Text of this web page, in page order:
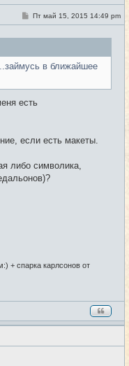
#111
С
о
б
е
н
Пт май 15, 2015 14:49 pm
в ближайшее
есть
если есть макеты.
либо символика,
+ спарка карлсонов от